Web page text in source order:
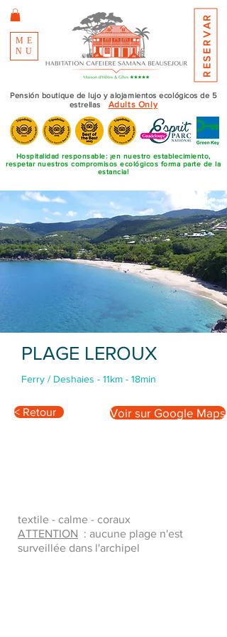
ME
NU
Pensión boutique de lujo y alojamientos ecológicos de 5
estrellas Adults Only
RESERVAR
Hospitalidad responsable: ¡en nuestro establecimiento,
respetar nuestros compromisos ecológicos forma parte de la
estancia!
PLAGE LEROUX
Ferry / Deshaies - 11km - 18min
< Retour Voir sur Google Maps
textile - calme - coraux
ATTENTION : aucune plage n'est
surveillée dans l'archipel